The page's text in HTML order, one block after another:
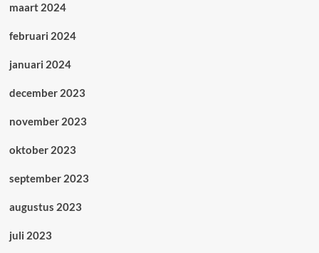
maart 2024
februari 2024
januari 2024
december 2023
november 2023
oktober 2023
september 2023
augustus 2023
juli 2023